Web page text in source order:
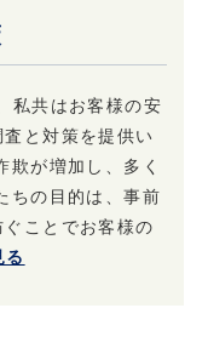
開示するこ
または削除で
ったときは、
行います。 ま
私共はお客様の安
と対策を提供い
欺が増加し、多く
ちの目的は、事前
ことでお客様の
る